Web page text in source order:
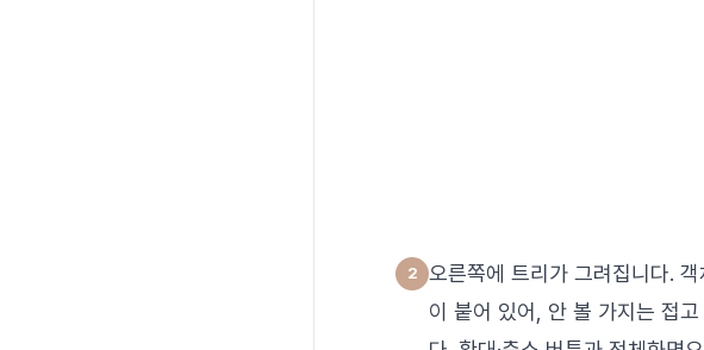
오른쪽에 트리가 그려집니다.
이 붙어 있어, 안 볼 가지는 접